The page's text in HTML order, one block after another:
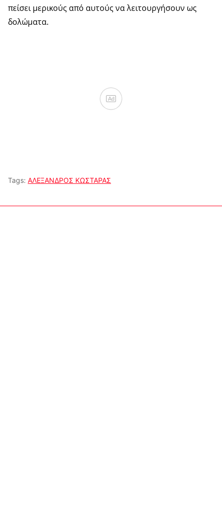
πείσει μερικούς από αυτούς να λειτουργήσουν ως
δολώματα.
Ad
Tags: ΑΛΕΞΑΝΔΡΟΣ ΚΩΣΤΑΡΑΣ